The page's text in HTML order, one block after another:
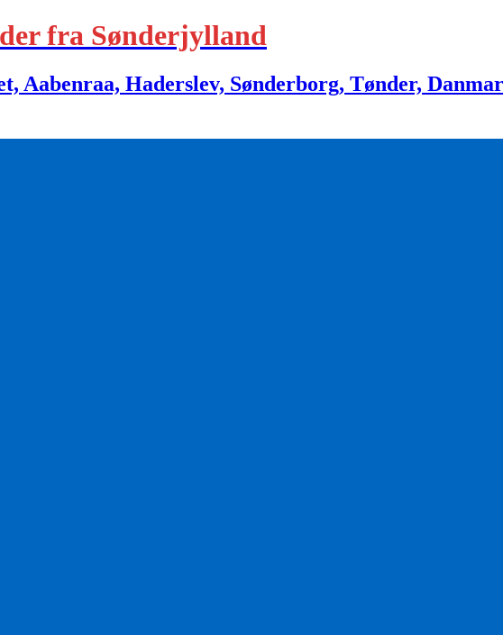
fra Sønderjylland
Haderslev, Sønderborg, Tønder,